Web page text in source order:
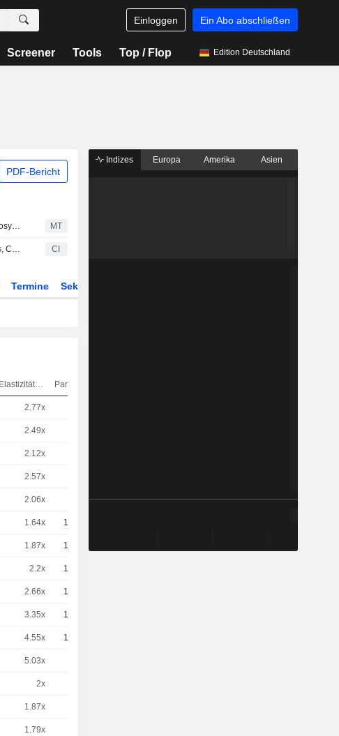
Einloggen Ein Abo abschließen
Screener Tools Top / Flop Edition Deutschland
PDF-Bericht
Philips erweitert offenes Monitoring-Ökosystem für die Übergangspflege durch neue Partnerschaften MT
Royal Philips, Blue Spark Technologies, Caretaker Medical, Cuviva, LifeSignals, Respiree und smartQare erweitern offenes Patientenmonitoring-Ökosystem, um Gesundheitssystemen den Blick auf Patienten auch jenseits des Krankenbetts zu ermöglichen CI
Termine Sektor
Elastizität Parität
2.77x
2.49x
2.12x
2.57x
2.06x 11,11EUR
1.64x 10
1.87x 10
2.2x 10
2.66x 10
3.35x 10
4.55x 10
5.03x
2x
1.87x
1.79x
Indizes Europa Amerika Asien